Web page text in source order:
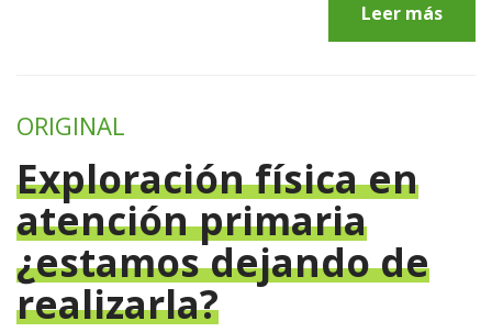
Leer más
ORIGINAL
Exploración física en
atención primaria
¿estamos dejando de
realizarla?